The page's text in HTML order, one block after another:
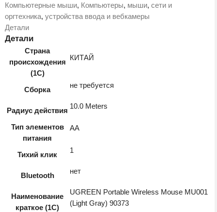
90373
Light
Gray
(90373)
Компьютерные мыши, Компьютеры, мыши, сети и
оргтехника, устройства ввода и вебкамеры
Детали
Детали
Страна
происхождения
(1С)
КИТАЙ
Сборка
не требуется
Радиус действия
10.0 Meters
Тип элементов
питания
AA
Тихий клик
1
Bluetooth
нет
Наименование
краткое (1C)
UGREEN Portable Wireless Mouse MU001
(Light Gray) 90373